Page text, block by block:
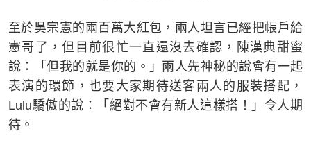
至於吳宗憲的兩百萬大紅包，兩人坦言已經把帳戶給
憲哥了，但目前很忙一直還沒去確認，陳漢典甜蜜
說：「但我的就是你的。」兩人先神秘的說會有一起
表演的環節，也要大家期待送客兩人的服裝搭配，
Lulu驕傲的說：「絕對不會有新人這樣搭！」令人期
待。